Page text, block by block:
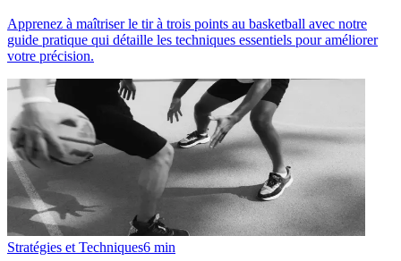
Apprenez à maîtriser le tir à trois points au basketball avec notre
guide pratique qui détaille les techniques essentiels pour améliorer
votre précision.
Stratégies et Techniques6 min